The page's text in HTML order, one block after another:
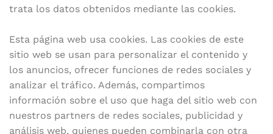
trata los datos obtenidos mediante las cookies.
Esta página web usa cookies. Las cookies de este
sitio web se usan para personalizar el contenido y
los anuncios, ofrecer funciones de redes sociales y
analizar el tráfico. Además, compartimos
información sobre el uso que haga del sitio web con
nuestros partners de redes sociales, publicidad y
análisis web, quienes pueden combinarla con otra